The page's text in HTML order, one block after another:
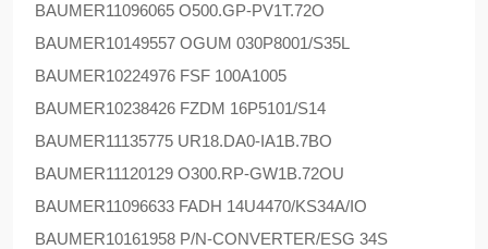
BAUMER11096065 O500.GP-PV1T.72O
BAUMER10149557 OGUM 030P8001/S35L
BAUMER10224976 FSF 100A1005
BAUMER10238426 FZDM 16P5101/S14
BAUMER11135775 UR18.DA0-IA1B.7BO
BAUMER11120129 O300.RP-GW1B.72OU
BAUMER11096633 FADH 14U4470/KS34A/IO
BAUMER10161958 P/N-CONVERTER/ESG 34S